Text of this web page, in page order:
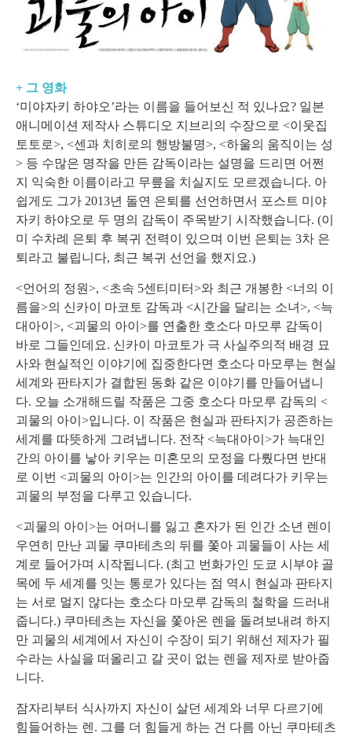
+ 그 영화
‘미야자키 하야오’라는 이름을 들어보신 적 있나요? 일본
애니메이션 제작사 스튜디오 지브리의 수장으로 <이웃집
토토로>, <센과 치히로의 행방불명>, <하울의 움직이는 성
> 등 수많은 명작을 만든 감독이라는 설명을 드리면 어쩐
지 익숙한 이름이라고 무릎을 치실지도 모르겠습니다. 아
쉽게도 그가 2013년 돌연 은퇴를 선언하면서 포스트 미야
자키 하야오로 두 명의 감독이 주목받기 시작했습니다. (이
미 수차례 은퇴 후 복귀 전력이 있으며 이번 은퇴는 3차 은
퇴라고 불립니다, 최근 복귀 선언을 했지요.)
<언어의 정원>, <초속 5센티미터>와 최근 개봉한 <너의 이
름을>의 신카이 마코토 감독과 <시간을 달리는 소녀>, <늑
대아이>, <괴물의 아이>를 연출한 호소다 마모루 감독이
바로 그들인데요. 신카이 마코토가 극 사실주의적 배경 묘
사와 현실적인 이야기에 집중한다면 호소다 마모루는 현실
세계와 판타지가 결합된 동화 같은 이야기를 만들어냅니
다. 오늘 소개해드릴 작품은 그중 호소다 마모루 감독의 <
괴물의 아이>입니다. 이 작품은 현실과 판타지가 공존하는
세계를 따뜻하게 그려냅니다. 전작 <늑대아이>가 늑대인
간의 아이를 낳아 키우는 미혼모의 모정을 다뤘다면 반대
로 이번 <괴물의 아이>는 인간의 아이를 데려다가 키우는
괴물의 부정을 다루고 있습니다.
<괴물의 아이>는 어머니를 잃고 혼자가 된 인간 소년 렌이
우연히 만난 괴물 쿠마테츠의 뒤를 쫓아 괴물들이 사는 세
계로 들어가며 시작됩니다. (최고 번화가인 도쿄 시부야 골
목에 두 세계를 잇는 통로가 있다는 점 역시 현실과 판타지
는 서로 멀지 않다는 호소다 마모루 감독의 철학을 드러내
줍니다.) 쿠마테츠는 자신을 쫓아온 렌을 돌려보내려 하지
만 괴물의 세계에서 자신이 수장이 되기 위해선 제자가 필
수라는 사실을 떠올리고 갈 곳이 없는 렌을 제자로 받아줍
니다.
잠자리부터 식사까지 자신이 살던 세계와 너무 다르기에
힘들어하는 렌. 그를 더 힘들게 하는 건 다름 아닌 쿠마테츠